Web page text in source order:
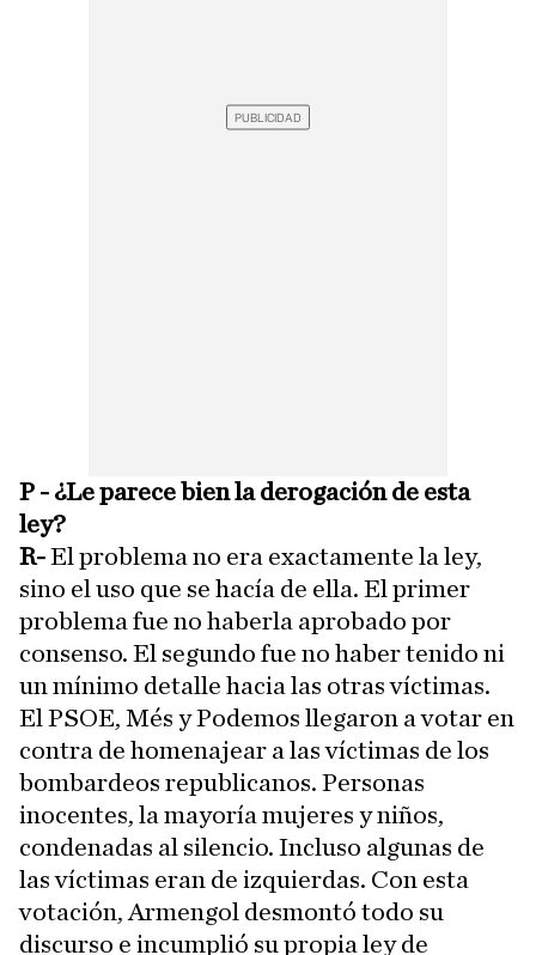
P - ¿Le parece bien la derogación de esta
ley?
R-El problema no era exactamente la ley,
sino el uso que se hacía de ella. El primer
problema fue no haberla aprobado por
consenso. El segundo fue no haber tenido ni
un mínimo detalle hacia las otras víctimas.
El PSOE, Més y Podemos llegaron a votar en
contra de homenajear a las víctimas de los
bombardeos republicanos. Personas
inocentes, la mayoría mujeres y niños,
condenadas al silencio. Incluso algunas de
las víctimas eran de izquierdas. Con esta
votación, Armengol desmontó todo su
discurso e incumplió su propia ley de